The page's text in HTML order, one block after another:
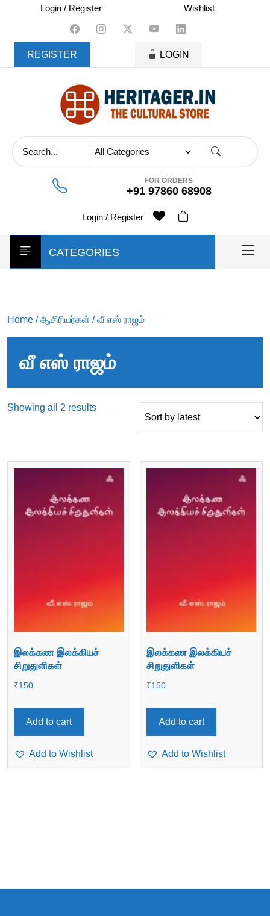
content
Login / Register Wishlist
REGISTER LOGIN
FOR ORDERS
+91 97860 68908
Login / Register
CATEGORIES
Home /ஆசிரியர்கள் / வீ எஸ் ராஜம்
வீ எஸ் ராஜம்
Showing all 2 resultsSorted
இலக்கண இலக்கியச்
சிறுதுளிகள்
₹150
Add to cart
Add to Wishlist
இலக்கண இலக்கியச்
சிறுதுளிகள்
₹150
Add to cart
Add to Wishlist